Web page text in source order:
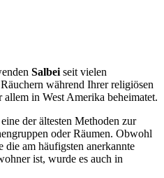
Salbei seit vielen
während Ihrer religiösen
allem in West Amerika beheimatet.
der ältesten Methoden zur
oder Räumen. Obwohl
die am häufigsten anerkannte
ist, wurde es auch in